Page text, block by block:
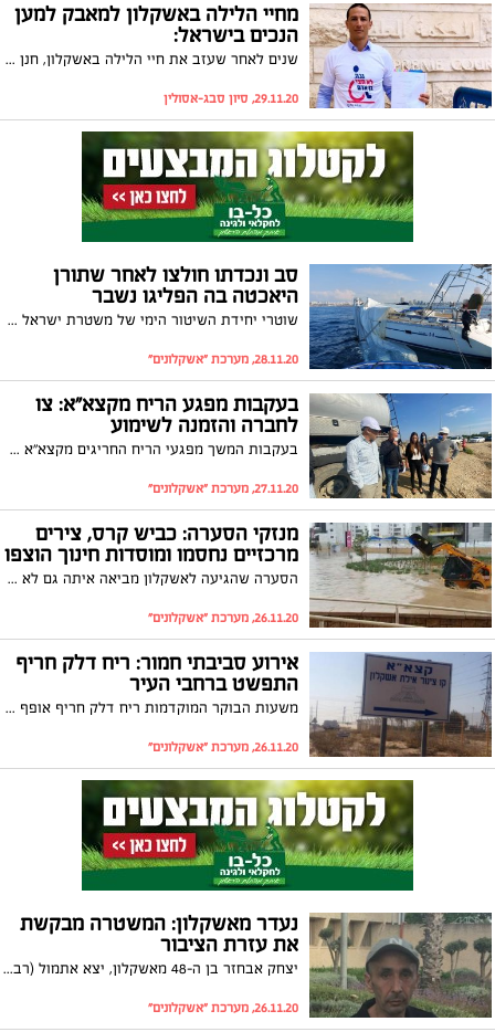
מחיי הלילה באשקלון למאבק למען
הנכים בישראל:
שנים לאחר שעזב את חיי הלילה באשקלון, חנן טל, משמש כמנכ"ל בהתנדבות של העמותה למען הנכים בישראל - "נכה, לא חצי בן אדם". בראיון ראשון "לאשקלונים" הוא מספר על המסע הייחודי שהוא עובר מזה כשש שנים וכיצד החליף את הקוקטיילים והצ'ייסרים בבר בחסימות כבישים ובפגישות עם שר האוצר
29.11.20, סיון סבג-אסולין
סב ונכדתו חולצו לאחר שתורן
היאכטה בה הפליגו נשבר
שוטרי יחידת השיטור הימי של משטרת ישראל חילצו לפני זמן קצר מול חופי אשקלון יאכטה במצוקה ועליה סבא ונכדתו
28.11.20, מערכת "אשקלונים"
בעקבות מפגע הריח מקצא"א: צו
לחברה והזמנה לשימוע
בעקבות המשך מפגעי הריח החריגים מקצא"א אשקלון: המשרד להגנת הסביבה יוציא היום צו לחברה להפסקת המפגע, ולהשבתה מפעילות שוטפת של המכל שהתגלתה בו תקלה, כאשר מנהלי קצא"א יזומנו לשימוע במשרד
27.11.20, מערכת "אשקלונים"
מנזקי הסערה: כביש קרס, צירים
מרכזיים נחסמו ומוסדות חינוך הוצפו
הסערה שהגיעה לאשקלון מביאה איתה גם לא מעט נזקים, כאשר שכונת אגמים סופגת כמות משקעים עצומה. כנסו לסיקור המלא בעקבות מזג האוויר הסוער
26.11.20, מערכת "אשקלונים"
אירוע סביבתי חמור: ריח דלק חריף
התפשט ברחבי העיר
משעות הבוקר המוקדמות ריח דלק חריף אופף את העיר אשקלון. איגוד ערים לאיכות הסביבה נפת אשקלון מדווח כי מקור הריח הינו ככל הנראה דליפה מגג מיכל דלק גולמי של חברת קצא"א. התושבים מתבקשים לסגור חלונות ולהימנע מפעילות מאומצת בחוץ
26.11.20, מערכת "אשקלונים"
נעדר מאשקלון: המשטרה מבקשת
את עזרת הציבור
יצחק אבחזר בן ה-48 מאשקלון, יצא אתמול (רביעי) מביתו ומאז נעלמו עקבותיו. המשטרה מבקשת את עזרת הציבור בחיפושים אחריו
26.11.20, מערכת "אשקלונים"